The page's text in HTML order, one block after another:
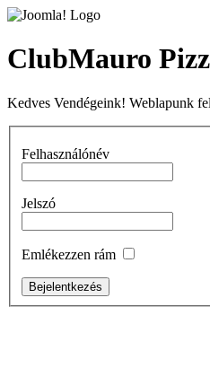
ClubMauro
Kedves Vendégeink! Weblapunk
Felhasználónév
Jelszó
Emlékezzen rám